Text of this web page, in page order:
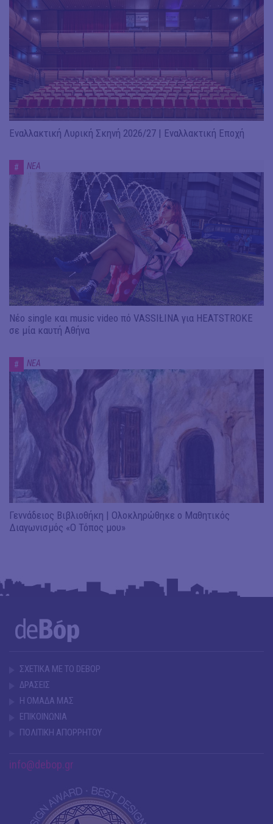
Εναλλακτική Λυρική Σκηνή 2026/27 | Εναλλακτική Εποχή
# ΝΕΑ
Νέο single και music video πό VASSIŁINA για HEATSTROKE
σε μία καυτή Αθήνα
# ΝΕΑ
Γεννάδειος Βιβλιοθήκη | Ολοκληρώθηκε ο Μαθητικός
Διαγωνισμός «Ο Τόπος μου»
ΣΧΕΤΙΚΑ ΜΕ ΤΟ DEBOP
ΔΡΑΣΕΙΣ
Η ΟΜΑΔΑ ΜΑΣ
ΕΠΙΚΟΙΝΩΝΙΑ
ΠΟΛΙΤΙΚΗ ΑΠΟΡΡΗΤΟΥ
info@debop.gr